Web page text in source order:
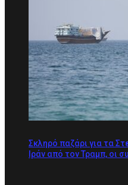
Σκληρό παζάρι για τα
Ιράν από τον Τραμπ, οι